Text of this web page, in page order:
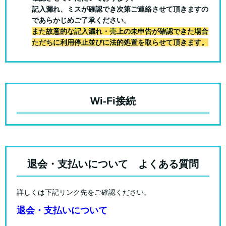
記入漏れ、ミスが確認でき次第ご連絡させて頂きますの
であらかじめご了承ください。
また故意的な記入漏れ・売上の未申告が確認できた場合
ただちに利用停止並びに法的処置を取らせて頂きます。
Wi-Fi接続
退会・支払いについて よくある質問
詳しくは下記リンク先をご確認ください。
退会・支払いについて